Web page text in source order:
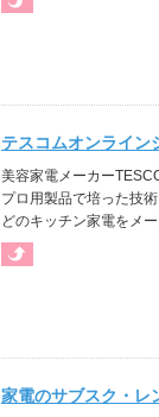
テスコムオンライン
美容家電メーカー
プロ用製品で培った技
どのキッチン家電をメ
家電のサブスク・レ